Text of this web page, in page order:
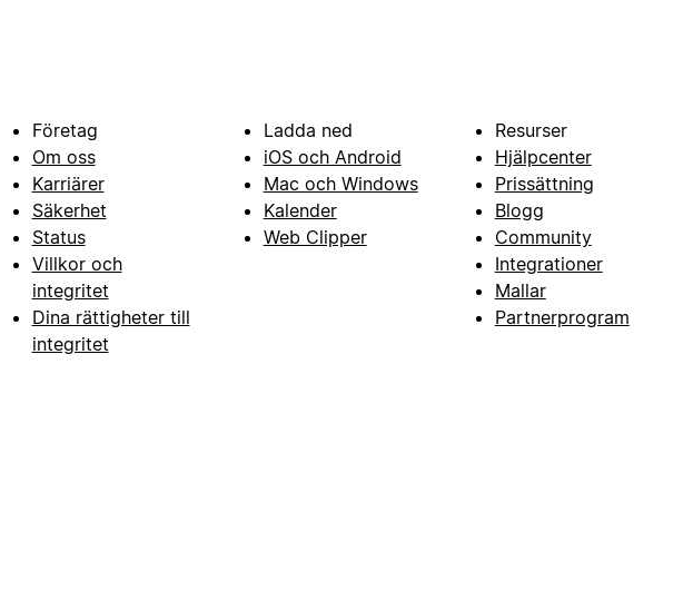
Företag
Om oss
Karriärer
Säkerhet
Status
Villkor och
integritet
Dina rättigheter till
integritet
Ladda ned
iOS och Android
Mac och Windows
Kalender
Web Clipper
Resurser
Hjälpcenter
Prissättning
Blogg
Community
Integrationer
Mallar
Partnerprogram